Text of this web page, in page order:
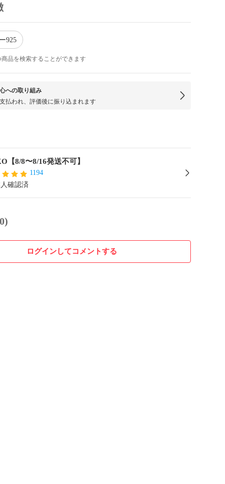
925
品を検索することができます
への取り組み
払われ、評価後に振り込まれます
【8/8〜8/16発送不可】
1194
確認済
ログインしてコメントする